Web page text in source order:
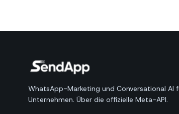
WhatsApp-Marketing und Conversational AI
Unternehmen. Über die offizielle Meta-API.